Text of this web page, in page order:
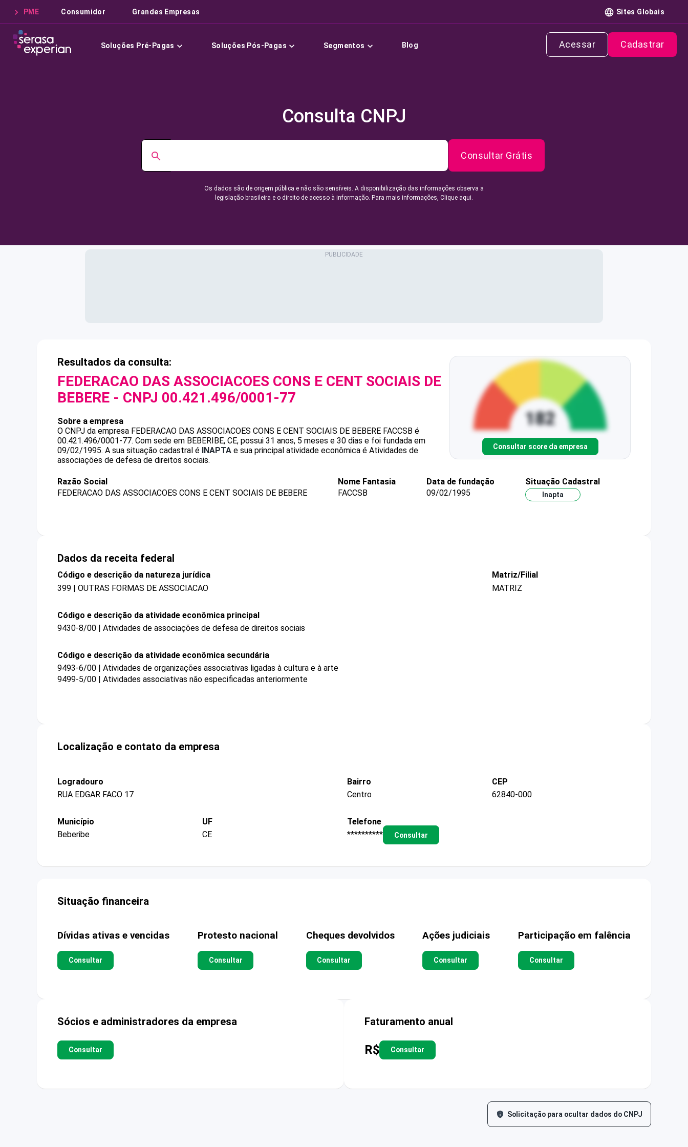
PME Consumidor Grandes Empresas Sites Globais
Soluções Pré-Pagas Soluções Pós-Pagas Segmentos Blog Acessar Cadastrar
Consulta CNPJ
Consultar Grátis
Os dados são de origem pública e não são sensíveis. A disponibilização das informações observa a
legislação brasileira e o direito de acesso à informação. Para mais informações, Clique aqui.
Resultados da consulta:
FEDERACAO DAS ASSOCIACOES CONS E CENT SOCIAIS DE
BEBERE - CNPJ 00.421.496/0001-77
Sobre a empresa
O CNPJ da empresa FEDERACAO DAS ASSOCIACOES CONS E CENT SOCIAIS DE BEBERE FACCSB é
00.421.496/0001-77. Com sede em BEBERIBE, CE, possui 31 anos, 5 meses e 30 dias e foi fundada em
09/02/1995. A sua situação cadastral é INAPTA e sua principal atividade econômica é Atividades de
associações de defesa de direitos sociais.
Consultar score da empresa
Razão Social
FEDERACAO DAS ASSOCIACOES CONS E CENT SOCIAIS DE BEBERE
Nome Fantasia
FACCSB
Data de fundação
09/02/1995
Situação Cadastral
Inapta
Dados da receita federal
Código e descrição da natureza jurídica
399 | OUTRAS FORMAS DE ASSOCIACAO
Matriz/Filial
MATRIZ
Código e descrição da atividade econômica principal
9430-8/00 | Atividades de associações de defesa de direitos sociais
Código e descrição da atividade econômica secundária
9493-6/00 | Atividades de organizações associativas ligadas à cultura e à arte
9499-5/00 | Atividades associativas não especificadas anteriormente
Localização e contato da empresa
Logradouro
RUA EDGAR FACO 17
Bairro
Centro
CEP
62840-000
Município
Beberibe
UF
CE
Telefone
**********
Consultar
Situação financeira
Dívidas ativas e vencidas
Consultar
Protesto nacional
Consultar
Cheques devolvidos
Consultar
Ações judiciais
Consultar
Participação em falência
Consultar
Sócios e administradores da empresa
Consultar
Faturamento anual
R$ Consultar
Solicitação para ocultar dados do CNPJ